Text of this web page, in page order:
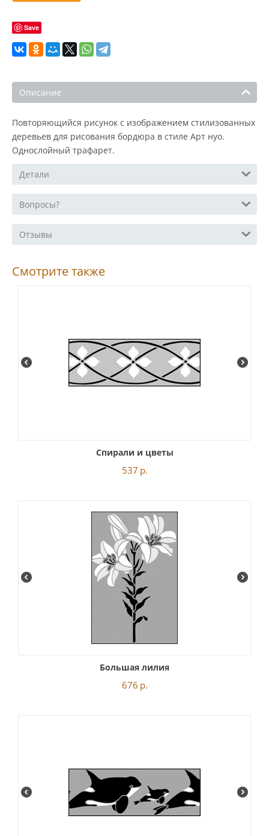
Save
Описание
Повторяющийся рисунок с изображением стилизованных
деревьев для рисования бордюра в стиле Арт нуо.
Однослойный трафарет.
Детали
Вопросы?
Отзывы
Смотрите также
Спирали и цветы
537 р.
Большая лилия
676 р.